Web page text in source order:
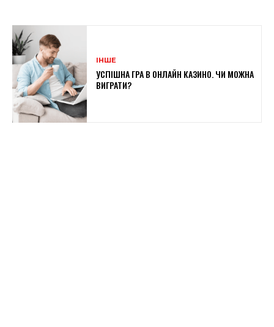
ІНШЕ
УСПІШНА ГРА В ОНЛАЙН КАЗИНО. ЧИ МОЖНА
ВИГРАТИ?